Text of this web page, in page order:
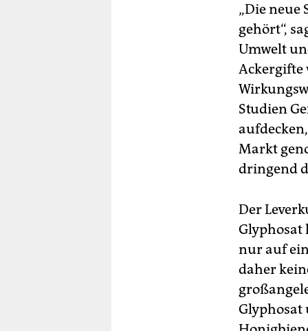
„Die neue
gehört“,
Umwelt
Ackergifte
Studien
Markt
dringend
Der
Glyphosat
nur auf
daher
Glyphosat